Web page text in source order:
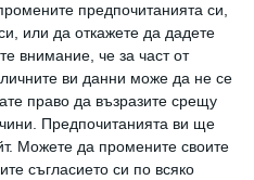
предпочитанията си,
или да откажете да дадете
внимание, че за част от
ви данни може да не се
право да възразите срещу
Предпочитанията ви ще
Можете да промените своите
съгласието си по всяко